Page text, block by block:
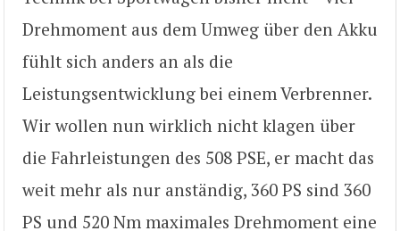
Drehmoment aus dem Umweg über den Akku
fühlt sich anders an als die
Leistungsentwicklung bei einem Verbrenner.
Wir wollen nun wirklich nicht klagen über
die Fahrleistungen des 508 PSE, er macht das
weit mehr als nur anständig, 360 PS sind 360
PS und 520 Nm maximales Drehmoment eine